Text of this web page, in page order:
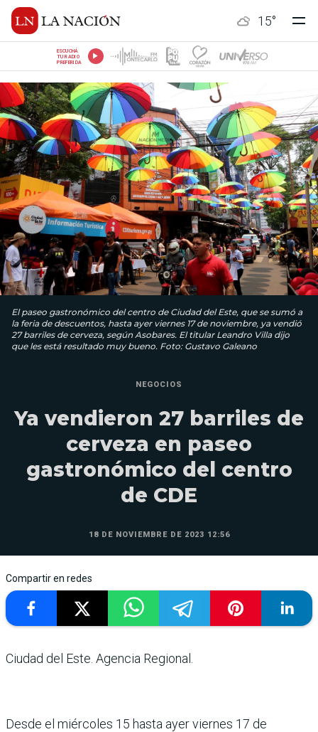
15°
ESCUCHÁ
TU RADIO
PREFERIDA
El paseo gastronómico del centro de Ciudad del Este, que se sumó a
la feria de descuentos, hasta ayer viernes 17 de noviembre, ya vendió
27 barriles de cerveza, según Asobares. El titular Leandro Villa dijo
que les está resultado muy bueno. Foto: Gustavo Galeano
NEGOCIOS
Ya vendieron 27 barriles de
cerveza en paseo
gastronómico del centro
de CDE
18 DE NOVIEMBRE DE 2023 12:56
Compartir en redes
Ciudad del Este. Agencia Regional.
Desde el miércoles 15 hasta ayer viernes 17 de